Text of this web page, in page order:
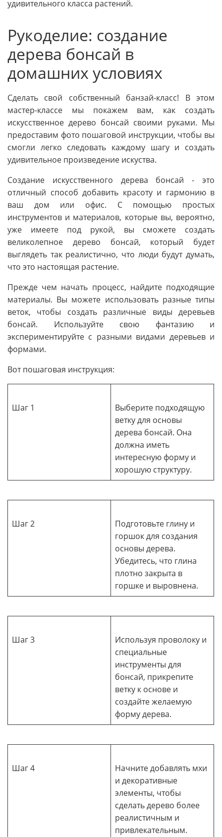
удивительного класса растений.
Рукоделие: создание
дерева бонсай в
домашних условиях
Сделать свой собственный банзай-класс! В этом
мастер-классе мы покажем вам, как создать
искусственное дерево бонсай своими руками. Мы
предоставим фото пошаговой инструкции, чтобы вы
смогли легко следовать каждому шагу и создать
удивительное произведение искуства.
Создание искусственного дерева бонсай - это
отличный способ добавить красоту и гармонию в
ваш дом или офис. С помощью простых
инструментов и материалов, которые вы, вероятно,
уже имеете под рукой, вы сможете создать
великолепное дерево бонсай, который будет
выглядеть так реалистично, что люди будут думать,
что это настоящая растение.
Прежде чем начать процесс, найдите подходящие
материалы. Вы можете использовать разные типы
веток, чтобы создать различные виды деревьев
бонсай. Используйте свою фантазию и
экспериментируйте с разными видами деревьев и
формами.
Вот пошаговая инструкция:
Шаг 1
Выберите подходящую
ветку для основы
дерева бонсай. Она
должна иметь
интересную форму и
хорошую структуру.
Шаг 2
Подготовьте глину и
горшок для создания
основы дерева.
Убедитесь, что глина
плотно закрыта в
горшке и выровнена.
Шаг 3
Используя проволоку и
специальные
инструменты для
бонсай, прикрепите
ветку к основе и
создайте желаемую
форму дерева.
Шаг 4
Начните добавлять мхи
и декоративные
элементы, чтобы
сделать дерево более
реалистичным и
привлекательным.